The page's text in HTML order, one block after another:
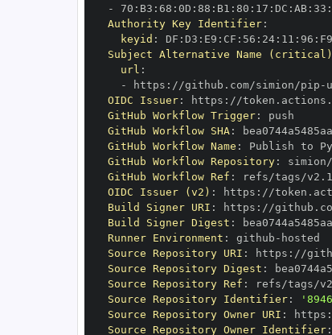
-
70 : B3 : 68 : 0D : 88 : B1 : 80 : 17 : DC : AB: 33 :
Authority Key Identifier:
keyid : DF : D3 : E9 : CF : 56 : 24: 11 : 96 : F9
Subject Alternative Name (critical)
url :
-
https : //github.com/simion/pip -
OIDC Issuer: https :
GitHub Workflow Trigger:
GitHub Workflow SHA:
GitHub Workflow Name :
GitHub Workflow Repository:
GitHub Workflow Ref :
OIDC Issuer (v2) : https :
Build Signer URI : https : //
Build Signer Digest :
Runner Environment : github -
Source Repository URI : https : //
Source Repository Digest :
Source Repository Ref :
Source Repository Identifier:
Source Repository Owner URI : https :
Source Repository Owner Identifier: